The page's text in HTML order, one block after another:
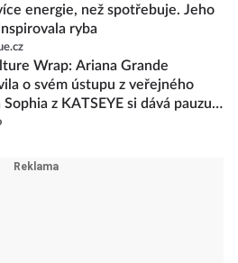
energie, než spotřebuje. Jeho
ryba
Wrap: Ariana Grande
o svém ústupu z veřejného
z KATSEYE si dává pauzu